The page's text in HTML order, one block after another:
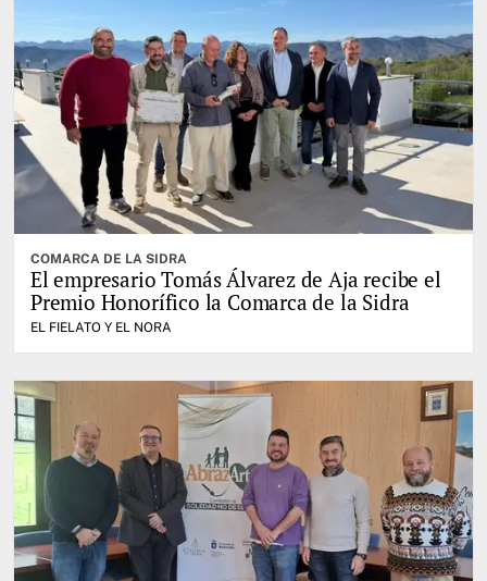
COMARCA DE LA SIDRA
El empresario Tomás Álvarez de Aja recibe el
Premio Honorífico la Comarca de la Sidra
EL FIELATO Y EL NORA